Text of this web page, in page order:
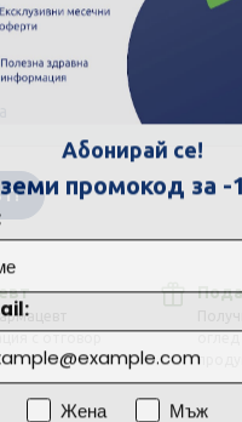
с отговор
проблем с
Абонирай се!
промокод за -
Пол Жена
Мъж